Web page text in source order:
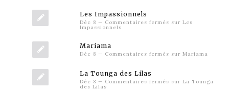
Les Impassionnels
Déc 8 — Commentaires fermés sur Les
Impassionnels
Mariama
Déc 8 — Commentaires fermés sur Mariama
La Tounga des Lilas
Déc 8 — Commentaires fermés sur La Tounga
des Lilas